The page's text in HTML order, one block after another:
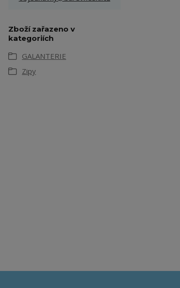
Zboží zařazeno v
kategoriích
GALANTERIE
Zipy